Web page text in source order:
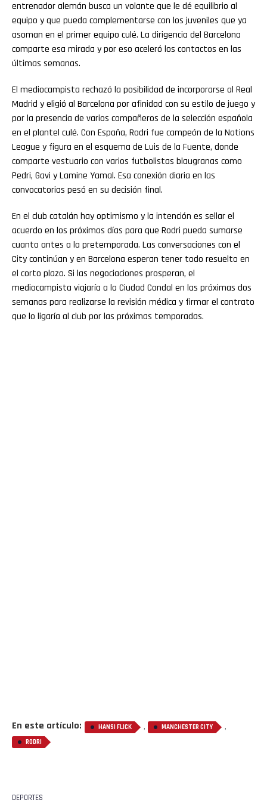
entrenador alemán busca un volante que le dé equilibrio al
equipo y que pueda complementarse con los juveniles que ya
asoman en el primer equipo culé. La dirigencia del Barcelona
comparte esa mirada y por eso aceleró los contactos en las
últimas semanas.
El mediocampista rechazó la posibilidad de incorporarse al Real
Madrid y eligió al Barcelona por afinidad con su estilo de juego y
por la presencia de varios compañeros de la selección española
en el plantel culé. Con España, Rodri fue campeón de la Nations
League y figura en el esquema de Luis de la Fuente, donde
comparte vestuario con varios futbolistas blaugranas como
Pedri, Gavi y Lamine Yamal. Esa conexión diaria en las
convocatorias pesó en su decisión final.
En el club catalán hay optimismo y la intención es sellar el
acuerdo en los próximos días para que Rodri pueda sumarse
cuanto antes a la pretemporada. Las conversaciones con el
City continúan y en Barcelona esperan tener todo resuelto en
el corto plazo. Si las negociaciones prosperan, el
mediocampista viajaría a la Ciudad Condal en las próximas dos
semanas para realizarse la revisión médica y firmar el contrato
que lo ligaría al club por las próximas temporadas.
En este artículo: HANSI FLICK , MANCHESTER CITY ,
RODRI
DEPORTES